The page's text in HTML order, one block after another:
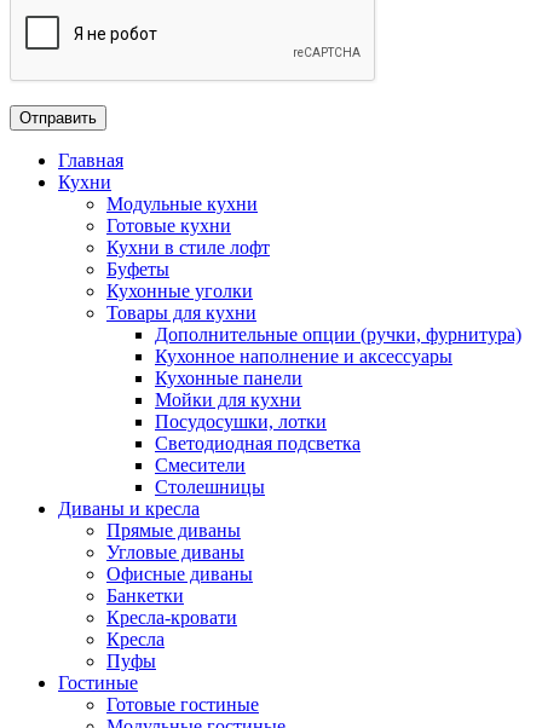
Главная
Кухни
Модульные кухни
Готовые кухни
Кухни в стиле лофт
Буфеты
Кухонные уголки
Товары для кухни
Дополнительные опции (ручки, фурнитура)
Кухонное наполнение и аксессуары
Кухонные панели
Мойки для кухни
Посудосушки, лотки
Светодиодная подсветка
Смесители
Столешницы
Диваны и кресла
Прямые диваны
Угловые диваны
Офисные диваны
Банкетки
Кресла-кровати
Кресла
Пуфы
Гостиные
Готовые гостиные